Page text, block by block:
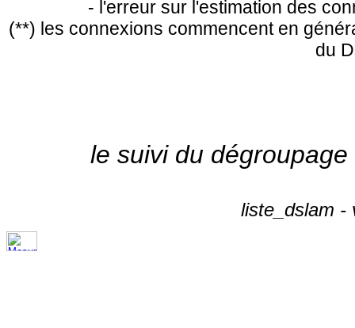
- l'erreur sur l'estimation des
(**) les connexions commencent en
du
le suivi du
liste_dslam -